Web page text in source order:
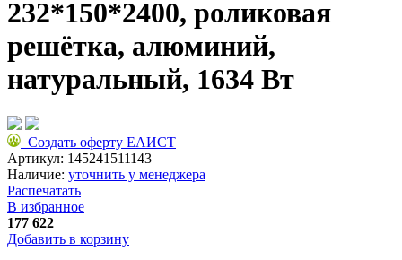
232*150*2400, роликовая
решётка, алюминий,
натуральный, 1634 Вт
Создать оферту ЕАИСТ
Артикул: 145241511143
Наличие: уточнить у менеджера
Распечатать
В избранное
177 622
Добавить в корзину